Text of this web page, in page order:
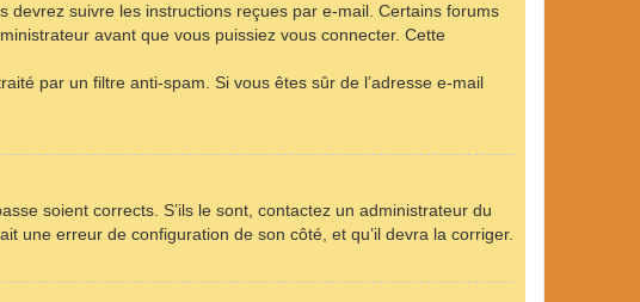
devrez suivre les instructions reçues par e-mail. Certains forums
avant que vous puissiez vous connecter. Cette
par un filtre anti-spam. Si vous êtes sûr de l’adresse e-mail
soient corrects. S’ils le sont, contactez un administrateur du
une erreur de configuration de son côté, et qu’il devra la corriger.